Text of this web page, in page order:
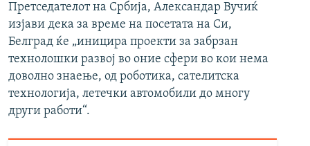
Претседателот на Србија, Александар Вучиќ
изјави дека за време на посетата на Си,
Белград ќе „иницира проекти за забрзан
технолошки развој во оние сфери во кои нема
доволно знаење, од роботика, сателитска
технологија, летечки автомобили до многу
други работи“.